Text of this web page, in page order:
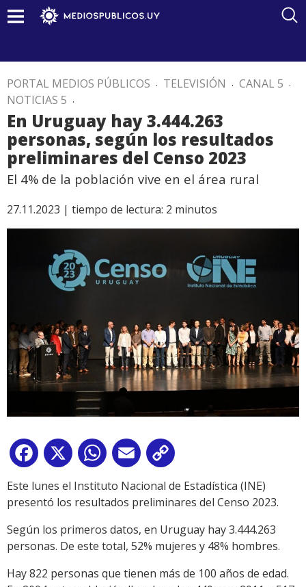
PORTAL MEDIOS PÚBLICOS . TELEVISIÓN . CANAL 5 .
NOTICIAS 5 .
En Uruguay hay 3.444.263
personas, según los resultados
preliminares del Censo 2023
El 4% de la población vive en el área rural
27.11.2023 | tiempo de lectura: 2 minutos
Facebook
X WhatsApp
Email
Link
Este lunes el Instituto Nacional de Estadística (INE)
presentó los resultados preliminares del Censo 2023.
Según los primeros datos, en Uruguay hay 3.444.263
personas. De este total, 52% mujeres y 48% hombres.
Hay 822 personas que tienen más de 100 años de edad.